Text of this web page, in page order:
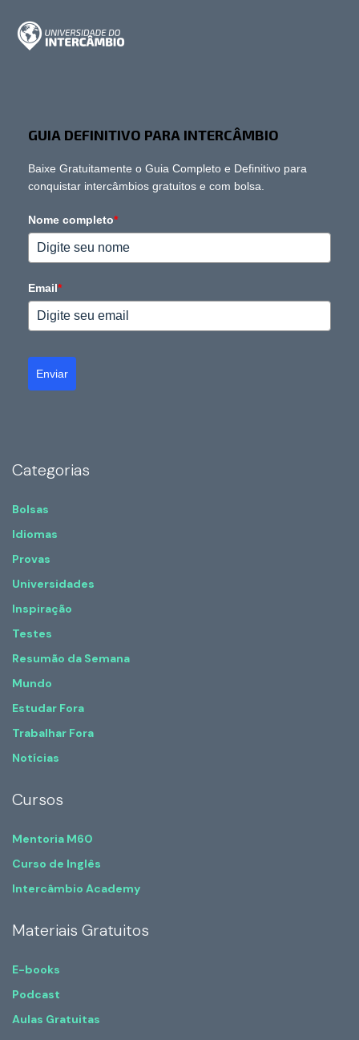
GUIA DEFINITIVO PARA INTERCÂMBIO
Baixe Gratuitamente o Guia Completo e Definitivo para
conquistar intercâmbios gratuitos e com bolsa.
Nome completo*
Email*
Enviar
Categorias
Bolsas
Idiomas
Provas
Universidades
Inspiração
Testes
Resumão da Semana
Mundo
Estudar Fora
Trabalhar Fora
Notícias
Cursos
Mentoria M60
Curso de Inglês
Intercâmbio Academy
Materiais Gratuitos
E-books
Podcast
Aulas Gratuitas